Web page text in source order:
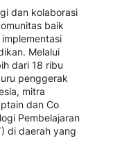
dan kolaborasi
baik
Melalui
dari 18 ribu
penggerak
mitra
dan Co
Pembelajaran
di daerah yang